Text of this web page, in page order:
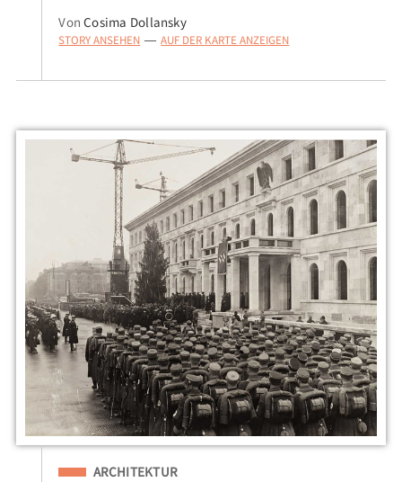
VonCosima Dollansky
STORY ANSEHEN — AUF DER KARTE ANZEIGEN
Eingeordnet unter
ARCHITEKTUR